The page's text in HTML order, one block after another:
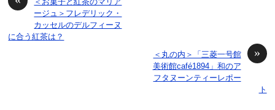
ージュ＞フレデリック・
カッセルのデルフィーヌ
に合う紅茶は？
»
＜丸の内＞「三菱一号館
美術館café1894」和のア
フタヌーンティーレポー
ト